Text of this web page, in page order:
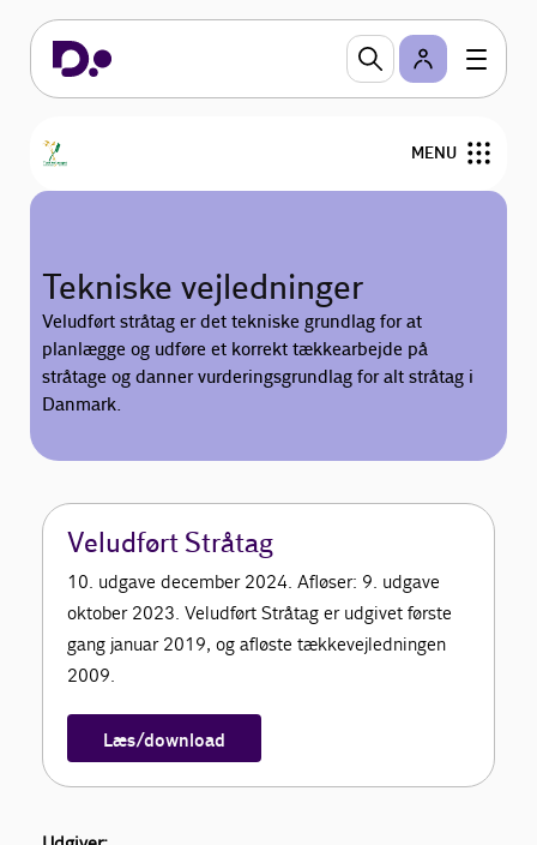
MENU
Om stråtag
Om Tækkelauget
Bliv medlem
Nyheder
Tekniske vejledninger
Veludført stråtag er det tekniske grundlag for at
planlægge og udføre et korrekt tækkearbejde på
stråtage og danner vurderingsgrundlag for alt stråtag i
Danmark.
Veludført Stråtag
10. udgave december 2024. Afløser: 9. udgave
oktober 2023. Veludført Stråtag er udgivet første
gang januar 2019, og afløste tækkevejledningen
2009.
Læs/download